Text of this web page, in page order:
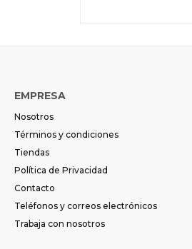
EMPRESA
Nosotros
Términos y condiciones
Tiendas
Política de Privacidad
Contacto
Teléfonos y correos electrónicos
Trabaja con nosotros